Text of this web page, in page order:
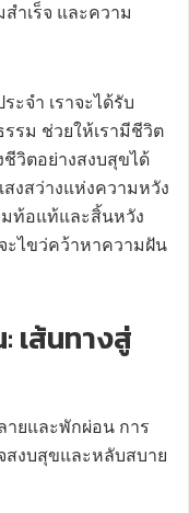
ำเร็จ และความ
ะจำ เราจะได้รับ
รม ช่วยให้เรามีชีวิต
วิตอย่างสงบสุขได้
งสว่างแห่งความหวัง
ท้อแท้และสิ้นหวัง
ะไขว่คว้าหาความฝัน
เส้นทางสู่
ายและพักผ่อน การ
สงบสุขและหลับสบาย